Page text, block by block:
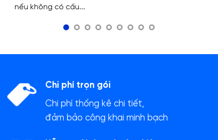
nếu không có cấu...
Chi phí trọn gói
Chi phí thống kê chi tiết,
đảm bảo công khai minh bạch